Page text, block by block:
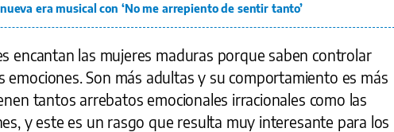
era musical con ‘No me arrepiento de sentir tanto’
encantan las mujeres maduras porque saben controlar
emociones. Son más adultas y su comportamiento es más
tantos arrebatos emocionales irracionales como las
y este es un rasgo que resulta muy interesante para los